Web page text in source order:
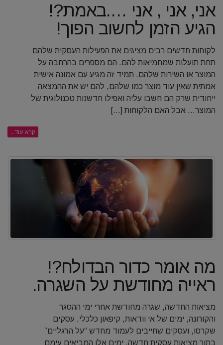
אני, אני , אני ….באמת?!
הגיע הזמן לחשוב הפוך!
לקוחות חדשים רבים מציגים את הפעילות העסקית שלהם
תחת תועלות שמחמיאות להם. הם מספרים בהרחבה על
המוצר או השירות שלהם. תמיד זה מגיע עם אמונה אישית
אמתית שאין עוד מוצר כמו שלהם, להם יש את ההמצאה
ייחודית שרק הם חשבו עליה ואפילו חדשנות טכנולוגית של
המוצר… אבל האם הלקוחות [...]
קרא עוד...
מה אומר כדור הבדולח?!
ראייה מחודשת על השגרה.
מציאות החדשה, שגרה מחודשת אחרי ימי ההסגר
והקורונה, ימים של אי וודאות, קיפאון כלכלי, עסקים
שקרסו, ועסקים שחייבים לעמוד מחדש “על הרגליים”
בתוך מציאות עסקית חדשה. ימים אלו המביאים עימם